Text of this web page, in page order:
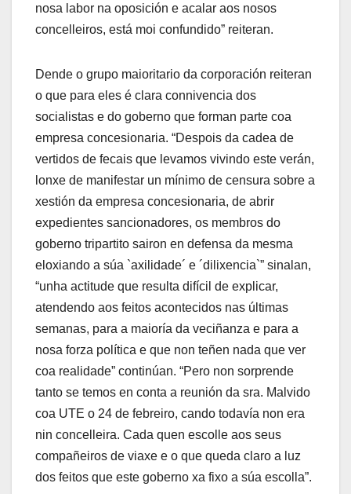
nosa labor na oposición e acalar aos nosos
concelleiros, está moi confundido” reiteran.
Dende o grupo maioritario da corporación reiteran
o que para eles é clara connivencia dos
socialistas e do goberno que forman parte coa
empresa concesionaria. “Despois da cadea de
vertidos de fecais que levamos vivindo este verán,
lonxe de manifestar un mínimo de censura sobre a
xestión da empresa concesionaria, de abrir
expedientes sancionadores, os membros do
goberno tripartito sairon en defensa da mesma
eloxiando a súa `axilidade´ e ´dilixencia`” sinalan,
“unha actitude que resulta difícil de explicar,
atendendo aos feitos acontecidos nas últimas
semanas, para a maioría da veciñanza e para a
nosa forza política e que non teñen nada que ver
coa realidade” continúan. “Pero non sorprende
tanto se temos en conta a reunión da sra. Malvido
coa UTE o 24 de febreiro, cando todavía non era
nin concelleira. Cada quen escolle aos seus
compañeiros de viaxe e o que queda claro a luz
dos feitos que este goberno xa fixo a súa escolla”.